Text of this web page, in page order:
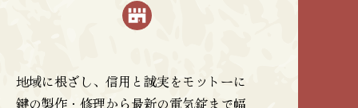
地域に根ざし、信用と誠実をモットーに
鍵の製作・修理から最新の電気錠まで幅